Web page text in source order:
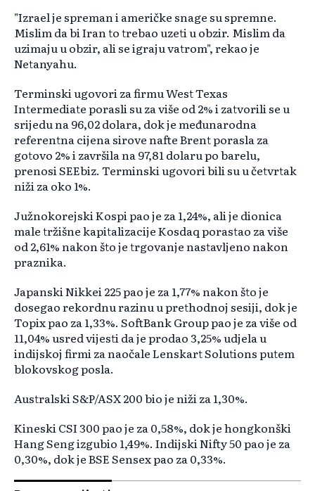
"Izrael je spreman i američke snage su spremne.
Mislim da bi Iran to trebao uzeti u obzir. Mislim da
uzimaju u obzir, ali se igraju vatrom", rekao je
Netanyahu.
Terminski ugovori za firmu West Texas
Intermediate porasli su za više od 2% i zatvorili se u
srijedu na 96,02 dolara, dok je međunarodna
referentna cijena sirove nafte Brent porasla za
gotovo 2% i završila na 97,81 dolaru po barelu,
prenosi SEEbiz. Terminski ugovori bili su u četvrtak
niži za oko 1%.
Južnokorejski Kospi pao je za 1,24%, ali je dionica
male tržišne kapitalizacije Kosdaq porastao za više
od 2,61% nakon što je trgovanje nastavljeno nakon
praznika.
Japanski Nikkei 225 pao je za 1,77% nakon što je
dosegao rekordnu razinu u prethodnoj sesiji, dok je
Topix pao za 1,33%. SoftBank Group pao je za više od
11,04% usred vijesti da je prodao 3,25% udjela u
indijskoj firmi za naočale Lenskart Solutions putem
blokovskog posla.
Australski S&P/ASX 200 bio je niži za 1,30%.
Kineski CSI 300 pao je za 0,58%, dok je hongkonški
Hang Seng izgubio 1,49%. Indijski Nifty 50 pao je za
0,30%, dok je BSE Sensex pao za 0,33%.